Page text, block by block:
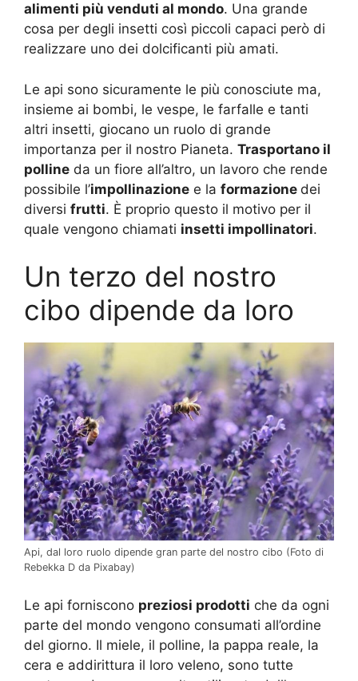
alimenti più venduti al mondo. Una grande
cosa per degli insetti così piccoli capaci però di
realizzare uno dei dolcificanti più amati.
Le api sono sicuramente le più conosciute ma,
insieme ai bombi, le vespe, le farfalle e tanti
altri insetti, giocano un ruolo di grande
importanza per il nostro Pianeta. Trasportano il
polline da un fiore all’altro, un lavoro che rende
possibile l’impollinazione e la formazione dei
diversi frutti. È proprio questo il motivo per il
quale vengono chiamati insetti impollinatori.
Un terzo del nostro
cibo dipende da loro
Api, dal loro ruolo dipende gran parte del nostro cibo (Foto di
Rebekka D da Pixabay)
Le api forniscono preziosi prodotti che da ogni
parte del mondo vengono consumati all’ordine
del giorno. Il miele, il polline, la pappa reale, la
cera e addirittura il loro veleno, sono tutte